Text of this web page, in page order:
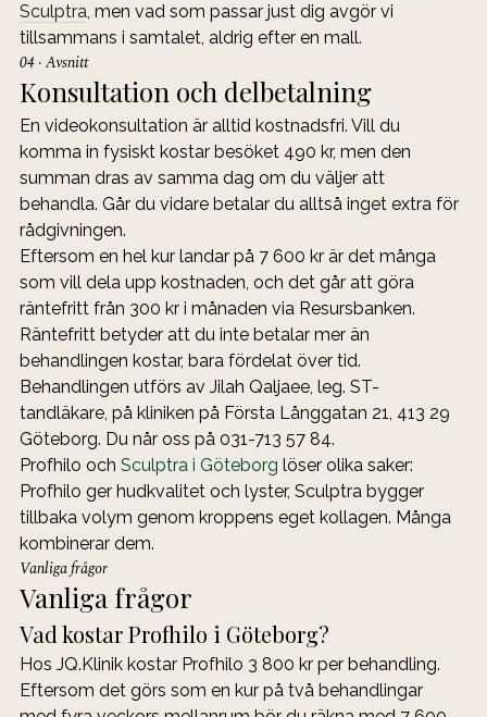
Sculptra, men vad som passar just dig avgör vi
tillsammans i samtalet, aldrig efter en mall.
04 · Avsnitt
Konsultation och delbetalning
En videokonsultation är alltid kostnadsfri. Vill du
komma in fysiskt kostar besöket 490 kr, men den
summan dras av samma dag om du väljer att
behandla. Går du vidare betalar du alltså inget extra för
rådgivningen.
Eftersom en hel kur landar på 7 600 kr är det många
som vill dela upp kostnaden, och det går att göra
räntefritt från 300 kr i månaden via Resursbanken.
Räntefritt betyder att du inte betalar mer än
behandlingen kostar, bara fördelat över tid.
Behandlingen utförs av Jilah Qaljaee, leg. ST-
tandläkare, på kliniken på Första Långgatan 21, 413 29
Göteborg. Du når oss på 031-713 57 84.
Profhilo och Sculptra i Göteborg löser olika saker:
Profhilo ger hudkvalitet och lyster, Sculptra bygger
tillbaka volym genom kroppens eget kollagen. Många
kombinerar dem.
Vanliga frågor
Vanliga frågor
Vad kostar Profhilo i Göteborg?
Hos JQ.Klinik kostar Profhilo 3 800 kr per behandling.
Eftersom det görs som en kur på två behandlingar